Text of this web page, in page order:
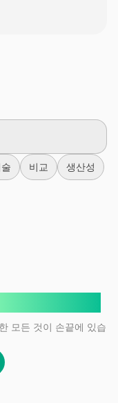
비교 생산성
모든 것이 손끝에 있습